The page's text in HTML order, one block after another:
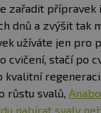
zařadit přípravek
dnů a zvýšit tak
užíváte jen pro
cvičení, stačí po
kvalitní
růstu svalů,
nabírat svaly